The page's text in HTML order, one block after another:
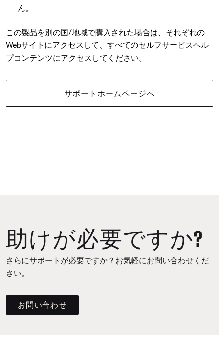
ん。
この製品を別の国/地域で購入された場合は、それぞれの
Webサイトにアクセスして、すべてのセルフサービスヘル
プコンテンツにアクセスしてください。
サポートホームページへ
助けが必要ですか?
さらにサポートが必要ですか？お気軽にお問い合わせくだ
さい。
お問い合わせ